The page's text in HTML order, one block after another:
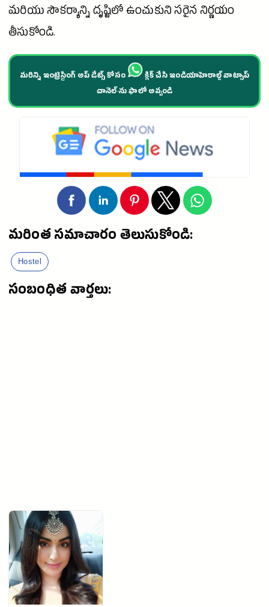
మరియు సౌకర్యాన్ని దృష్టిలో ఉంచుకుని సరైన నిర్ణయం
తీసుకోండి.
మరిన్ని ఇంట్రెస్టింగ్ అప్ డేట్స్ కోసం
క్లిక్ చేసి ఇండియాహెరాల్డ్ వాట్సాప్
చానెల్·ను ఫాలో అవ్వండి
మరింత సమాచారం తెలుసుకోండి:
Hostel
సంబంధిత వార్తలు: